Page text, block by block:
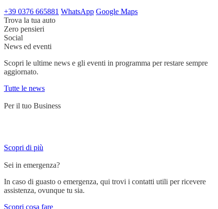
+39 0376 665881 WhatsApp Google Maps
Trova la tua auto
Zero pensieri
Social
News ed eventi
Scopri le ultime news e gli eventi in programma per restare sempre
aggiornato.
Tutte le news
Per il tuo Business
Scopri di più
Sei in emergenza?
In caso di guasto o emergenza, qui trovi i contatti utili per ricevere
assistenza, ovunque tu sia.
Scopri cosa fare